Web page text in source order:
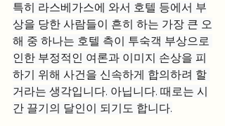
특히 라스베가스에 와서 호텔 등에서 부
상을 당한 사람들이 흔히 하는 가장 큰 오
해 중 하나는 호텔 측이 투숙객 부상으로
인한 부정적인 여론과 이미지 손상을 피
하기 위해 사건을 신속하게 합의하려 할
거라는 생각입니다. 아닙니다. 때로는 시
간 끌기의 달인이 되기도 합니다.